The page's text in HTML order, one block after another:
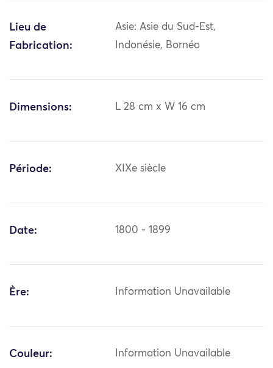
Lieu de
Fabrication:
Asie: Asie du Sud-Est,
Indonésie, Bornéo
Dimensions: L 28 cm x W 16 cm
Période: XIXe siècle
Date: 1800 - 1899
Ère: Information Unavailable
Couleur: Information Unavailable